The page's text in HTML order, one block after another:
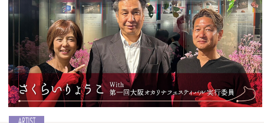
ムが完成!
Ocarina vol.47│中原千里
広島を中心に演奏活動を行なっている中原千里さんの3rdアルバム「瀬
戸内フレンズ」が9月10日にリリースされました。全曲オリジナル
で、瀬戸内の海、風、風景をイメージさせる曲が収録されています。
中原さんに、ニューアルバムのことや、アウローラ・オカリナアンサ
ンブルのことなどをお聞きします。
記事を読む＞＞